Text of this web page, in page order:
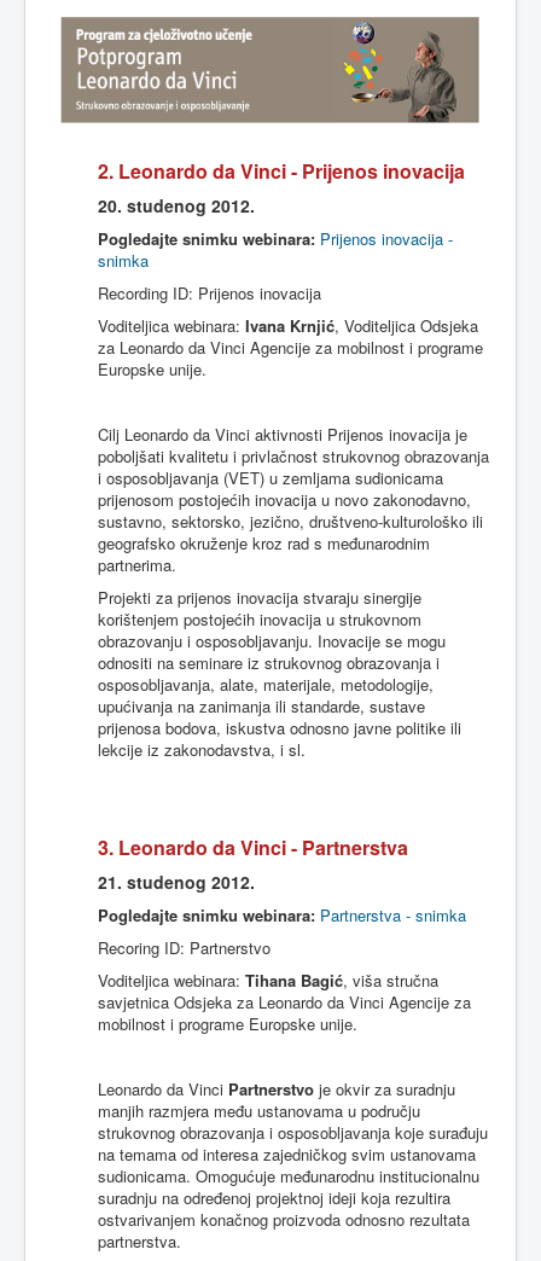
2. Leonardo daVinci - Prijenos inovacija
20. studenog 2012.
Pogledajte snimku webinara: Prijenos inovacija -
snimka
Recording ID: Prijenos inovacija
Voditeljica webinara: Ivana Krnjić, Voditeljica Odsjeka
za Leonardo da Vinci Agencije za mobilnost i programe
Europske unije.
Cilj Leonardo da Vinci aktivnosti Prijenos inovacija je
poboljšati kvalitetu i privlačnost strukovnog obrazovanja
i osposobljavanja (VET) u zemljama sudionicama
prijenosom postojećih inovacija u novo zakonodavno,
sustavno, sektorsko, jezično, društveno-kulturološko ili
geografsko okruženje kroz rad s međunarodnim
partnerima.
Projekti za prijenos inovacija stvaraju sinergije
korištenjem postojećih inovacija u strukovnom
obrazovanju i osposobljavanju. Inovacije se mogu
odnositi na seminare iz strukovnog obrazovanja i
osposobljavanja, alate, materijale, metodologije,
upućivanja na zanimanja ili standarde, sustave
prijenosa bodova, iskustva odnosno javne politike ili
lekcije iz zakonodavstva, i sl.
3. Leonardo daVinci - Partnerstva
21. studenog 2012.
Pogledajte snimku webinara: Partnerstva - snimka
Recoring ID: Partnerstvo
Voditeljica webinara: Tihana Bagić, viša stručna
savjetnica Odsjeka za Leonardo da Vinci Agencije za
mobilnost i programe Europske unije.
Leonardo da Vinci Partnerstvo je okvir za suradnju
manjih razmjera među ustanovama u području
strukovnog obrazovanja i osposobljavanja koje surađuju
na temama od interesa zajedničkog svim ustanovama
sudionicama. Omogućuje međunarodnu institucionalnu
suradnju na određenoj projektnoj ideji koja rezultira
ostvarivanjem konačnog proizvoda odnosno rezultata
partnerstva.